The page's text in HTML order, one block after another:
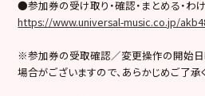
●参加券の受け取り・確認・まとめる・わ
https://www.universal-music.co.jp/
※参加券の受取確認／変更操作の開始日
場合がございますので、あらかじめご了承